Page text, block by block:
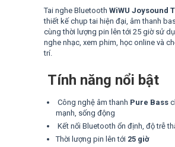
Tai nghe Bluetooth WiWU Joysound
thiết kế chụp tai hiện đại, âm thanh
cùng thời lượng pin lên tới 25 giờ sử
nghe nhạc, xem phim, học online và
trí.
Tính năng nổi bật
Công nghệ âm thanh Pure Bass
mạnh, sống động
Kết nối Bluetooth ổn định, độ trễ
Thời lượng pin lên tới 25 giờ